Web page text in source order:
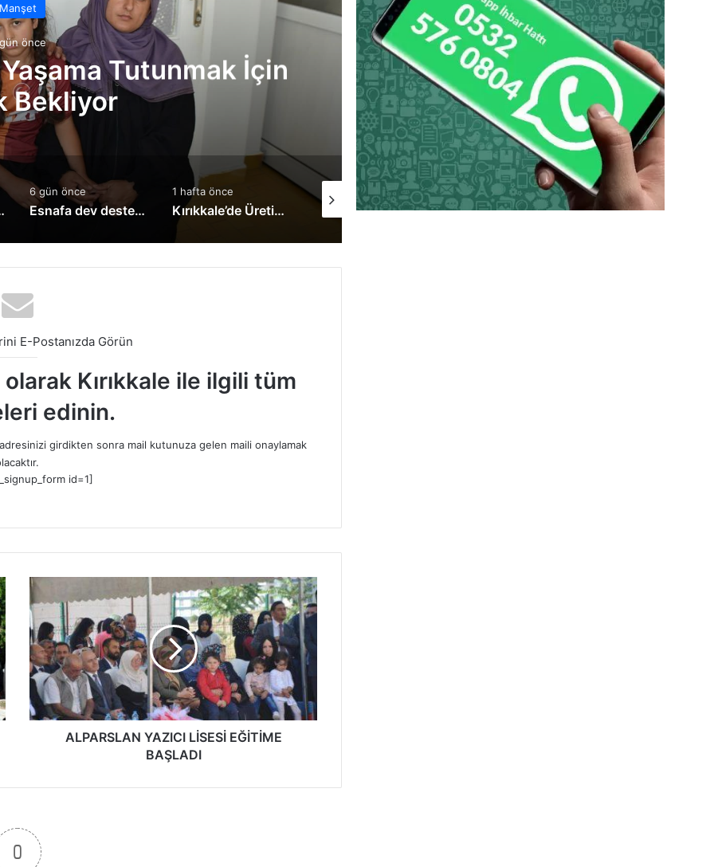
Manşet
önce
Tutunmak İçin
Bekliyor
Manşet
6 gün önce
Ahmet Önal’dan Sürücü
Müjde!
6 gün önce
Esnafa dev destek: Kredi limitleri yükseltildi
1 hafta önce
Kırıkkale’de Üreticilere Hayati Eğitim! Bilinçsiz İlaçlamaya Karşı Uyarılar Yapıldı
1 hafta önce
MKE’den Türkiye’ye Gurur Veren Başarı! Mühimmat Fabrikası Ödülle Taçlandı
22 saat önce
TSO Başkan Adayı Emrah Doğan’dan EXPOKALE Vizyonu
1 gün önce
E-Postanızda Görün
Kırıkkale ile ilgili tüm
edinin.
girdikten sonra mail kutunuza gelen maili onaylamak
id=1]
A
L
P
A
R
S
A
N
I
L
ALPARSLAN YAZICI LİSESİ EĞİTİME
BAŞLADI
0